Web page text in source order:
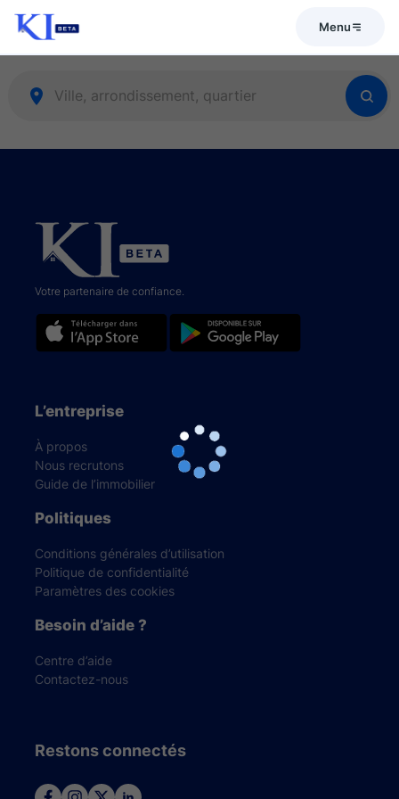
Menu
Votre partenaire de confiance.
L’entreprise
À propos
Nous recrutons
Guide de l’immobilier
Politiques
Conditions générales d’utilisation
Politique de confidentialité
Paramètres des cookies
Besoin d’aide ?
Centre d’aide
Contactez-nous
Restons connectés